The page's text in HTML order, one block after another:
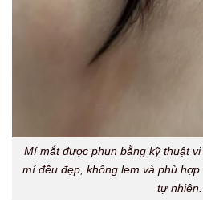
Mí mắt được phun bằng kỹ thuật
mí đều đẹp, không lem và phù
tự nhiên.